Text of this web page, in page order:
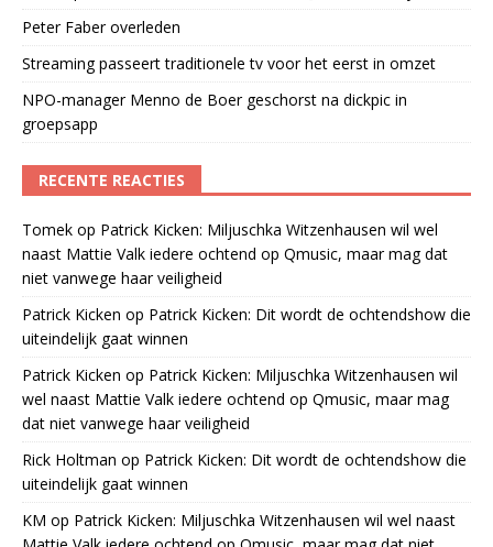
Peter Faber overleden
Streaming passeert traditionele tv voor het eerst in omzet
NPO-manager Menno de Boer geschorst na dickpic in
groepsapp
RECENTE REACTIES
Tomek op Patrick Kicken: Miljuschka Witzenhausen wil wel
naast Mattie Valk iedere ochtend op Qmusic, maar mag dat
niet vanwege haar veiligheid
Patrick Kicken op Patrick Kicken: Dit wordt de ochtendshow die
uiteindelijk gaat winnen
Patrick Kicken op Patrick Kicken: Miljuschka Witzenhausen wil
wel naast Mattie Valk iedere ochtend op Qmusic, maar mag
dat niet vanwege haar veiligheid
Rick Holtman op Patrick Kicken: Dit wordt de ochtendshow die
uiteindelijk gaat winnen
KM op Patrick Kicken: Miljuschka Witzenhausen wil wel naast